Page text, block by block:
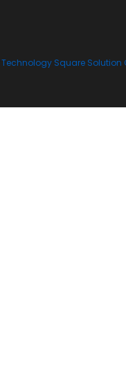
Technology Square Solution